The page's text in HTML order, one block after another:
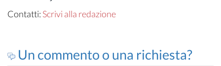
Contatti: Scrivi alla redazione
Un commento o una richiesta?